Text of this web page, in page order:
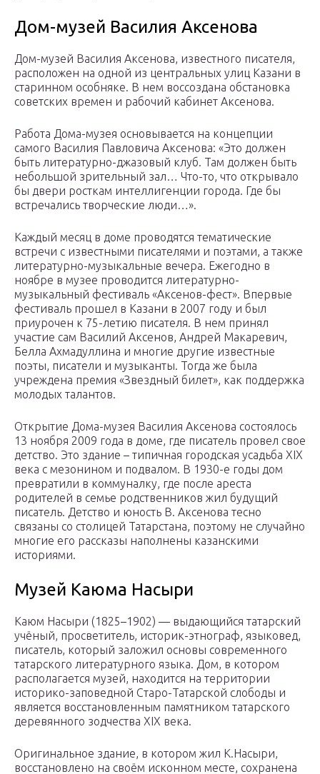
Дом-музей Василия Аксенова
Дом-музей Василия Аксенова, известного писателя,
расположен на одной из центральных улиц Казани в
старинном особняке. В нем воссоздана обстановка
советских времен и рабочий кабинет Аксенова.
Работа Дома-музея основывается на концепции
самого Василия Павловича Аксенова: «Это должен
быть литературно-джазовый клуб. Там должен быть
небольшой зрительный зал… Что-то, что открывало
бы двери росткам интеллигенции города. Где бы
встречались творческие люди…».
Каждый месяц в доме проводятся тематические
встречи с известными писателями и поэтами, а также
литературно-музыкальные вечера. Ежегодно в
ноябре в музее проводится литературно-
музыкальный фестиваль «Аксенов-фест». Впервые
фестиваль прошел в Казани в 2007 году и был
приурочен к 75-летию писателя. В нем принял
участие сам Василий Аксенов, Андрей Макаревич,
Белла Ахмадуллина и многие другие известные
поэты, писатели и музыканты. Тогда же была
учреждена премия «Звездный билет», как поддержка
молодых талантов.
Открытие Дома-музея Василия Аксенова состоялось
13 ноября 2009 года в доме, где писатель провел свое
детство. Это здание – типичная городская усадьба XIX
века с мезонином и подвалом. В 1930-е годы дом
превратили в коммуналку, где после ареста
родителей в семье родственников жил будущий
писатель. Детство и юность В. Аксенова тесно
связаны со столицей Татарстана, поэтому не случайно
многие его рассказы наполнены казанскими
историями.
Музей Каюма Насыри
Каюм Насыри (1825–1902) — выдающийся татарский
учёный, просветитель, историк-этнограф, языковед,
писатель, который заложил основы современного
татарского литературного языка. Дом, в котором
располагается музей, находится на территории
историко-заповедной Старо-Татарской слободы и
является восстановленным памятником татарского
деревянного зодчества XIX века.
Оригинальное здание, в котором жил К.Насыри,
восстановлено на своём исконном месте, сохранена